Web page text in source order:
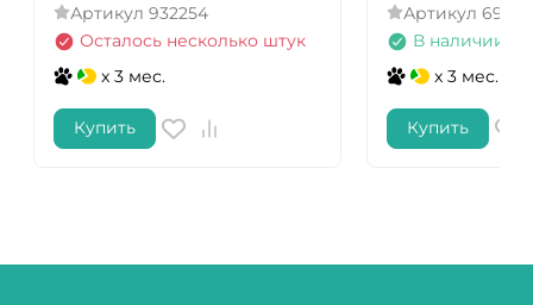
Артикул 932254
Осталось несколько штук
x 3 мес.
Купить
Артикул
В наличии
x 3 мес.
Купить